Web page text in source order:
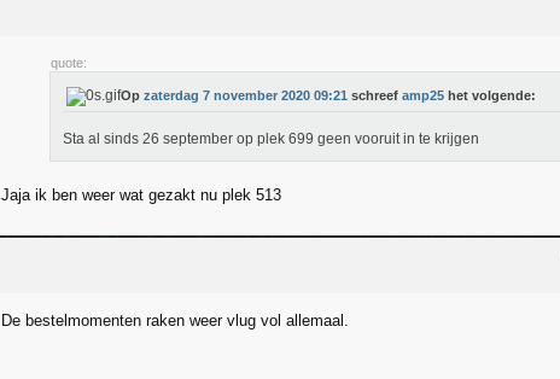
quote:
Op zaterdag 7 november 2020 09:21 schreef amp25 het volgende:
Sta al sinds 26 september op plek 699 geen vooruit in te krijgen
Jaja ik ben weer wat gezakt nu plek 513
De bestelmomenten raken weer vlug vol allemaal.